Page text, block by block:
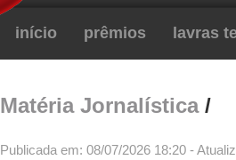
início prêmios lavras
Matéria Jornalística/
Publicada em: 08/07/2026 18:20 -